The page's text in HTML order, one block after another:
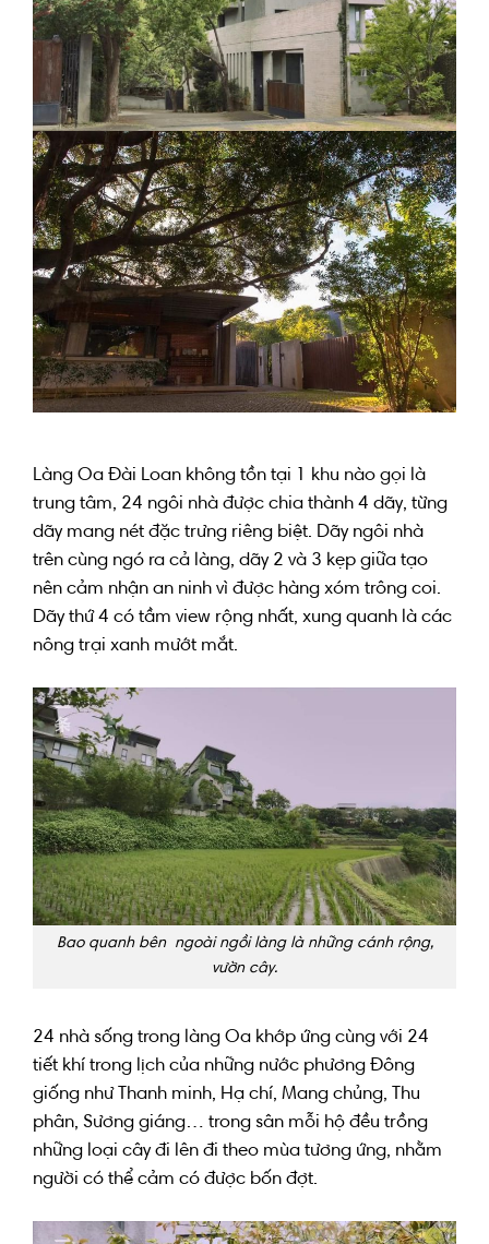
Làng Oa Đài Loan không tồn tại
1 khu nào gọi là
trung tâm, 24 ngôi nhà được chia thành 4 dãy, từng
dãy mang nét đặc trưng riêng biệt. Dãy ngôi nhà
trên cùng ngó ra cả làng, dãy 2 và 3 kẹp giữa tạo
nên cảm nhận an ninh vì được hàng xóm trông coi.
Dãy thứ 4 có tầm view rộng nhất, xung quanh là các
nông trại xanh mướt mắt.
Bao quanh bên ngoài ngồi làng là những cánh rộng,
vườn cây.
24 nhà sống trong làng Oa khớp ứng cùng với 24
tiết khí trong lịch của những nước phương Đông
giống nhưThanh minh, Hạ chí, Mang chủng, Thu
phân, Sương giáng… trong sân mỗi hộ đều trồng
những loại câyđi lên đi theo mùa tương ứng, nhằm
người có thể cảm có được bốn đợt.